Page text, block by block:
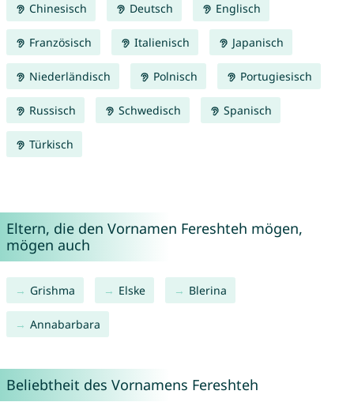
Chinesisch Deutsch Englisch
Französisch Italienisch Japanisch
Niederländisch Polnisch Portugiesisch
Russisch Schwedisch Spanisch
Türkisch
Eltern, die den Vornamen Fereshteh mögen,
mögen auch
Grishma Elske Blerina
Annabarbara
Beliebtheit des Vornamens Fereshteh